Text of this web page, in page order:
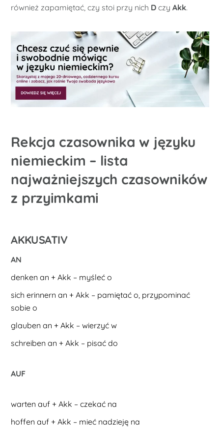
również zapamiętać, czy stoi przy nich D czyAkk.
Rekcja czasownika w języku
niemieckim – lista
najważniejszych czasowników
z przyimkami
AKKUSATIV
AN
denken an + Akk – myśleć o
sich erinnern an + Akk – pamiętać o, przypominać
sobie o
glauben an + Akk – wierzyć w
schreiben an + Akk – pisać do
AUF
warten auf + Akk – czekać na
hoffen auf + Akk – mieć nadzieję na